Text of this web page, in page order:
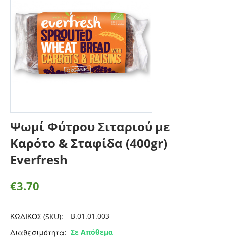
Ψωμί Φύτρου Σιταριού με
Καρότο & Σταφίδα (400gr)
Everfresh
€3.70
ΚΩΔΙΚΟΣ (SKU):
B.01.01.003
Διαθεσιμότητα: Σε Απόθεμα